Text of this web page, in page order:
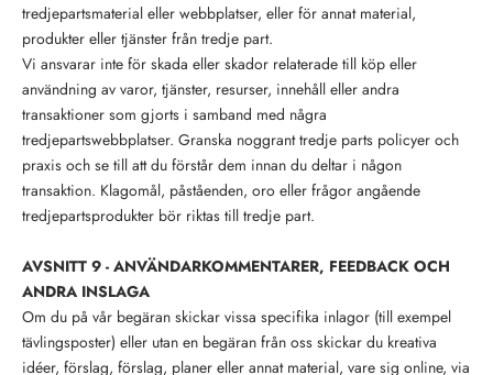
tredjepartsmaterial eller webbplatser, eller för annat material,
produkter eller tjänster från tredje part.
Vi ansvarar inte för skada eller skador relaterade till köp eller
användning av varor, tjänster, resurser, innehåll eller andra
transaktioner som gjorts i samband med några
tredjepartswebbplatser. Granska noggrant tredje parts policyer och
praxis och se till att du förstår dem innan du deltar i någon
transaktion. Klagomål, påståenden, oro eller frågor angående
tredjepartsprodukter bör riktas till tredje part.
AVSNITT 9 - ANVÄNDARKOMMENTARER, FEEDBACK OCH
ANDRA INSLAGA
Om du på vår begäran skickar vissa specifika inlagor (till exempel
tävlingsposter) eller utan en begäran från oss skickar du kreativa
idéer, förslag, förslag, planer eller annat material, vare sig online, via